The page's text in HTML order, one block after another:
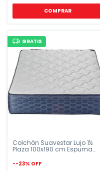
COMPRAR
GRATIS
Colchón Suavestar Lujo 1½
Plaza 100x190 cm Espuma
--23% OFF